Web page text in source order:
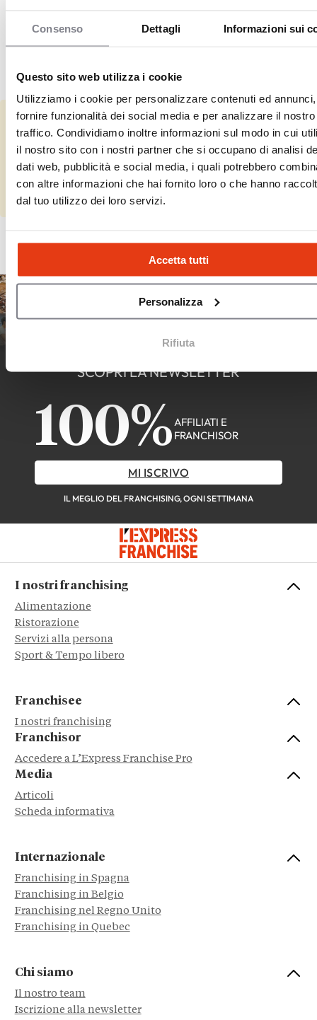
Consenso Dettagli Informazioni sui
Questo sito web utilizza i cookie
Utilizziamo i cookie per personalizzare contenuti ed
fornire funzionalità dei social media e per analizzare il nostro
traffico. Condividiamo inoltre informazioni sul modo in cui
il nostro sito con i nostri partner che si occupano di analisi
dati web, pubblicità e social media, i quali potrebbero
con altre informazioni che hai fornito loro o che hanno
dal tuo utilizzo dei loro servizi.
Accetta tutti
Personalizza
Rifiuta
settore della ristorazione?
affiliato King Pub?
Lei rappresenta King Pub?
Completi le informazioni mancanti e verifichi i suoi dati.
SCOPRI LA NEWSLETTER
100% AFFILIATI E
FRANCHISOR
MI ISCRIVO
IL MEGLIO DEL FRANCHISING, OGNI SETTIMANA
I nostri franchising
Alimentazione
Ristorazione
Servizi alla persona
Sport & Tempo libero
Franchisee
I nostri franchising
Franchisor
Accedere a L’Express Franchise Pro
Media
Articoli
Scheda informativa
Internazionale
Franchising in Spagna
Franchising in Belgio
Franchising nel Regno Unito
Franchising in Quebec
Chi siamo
Il nostro team
Iscrizione alla newsletter